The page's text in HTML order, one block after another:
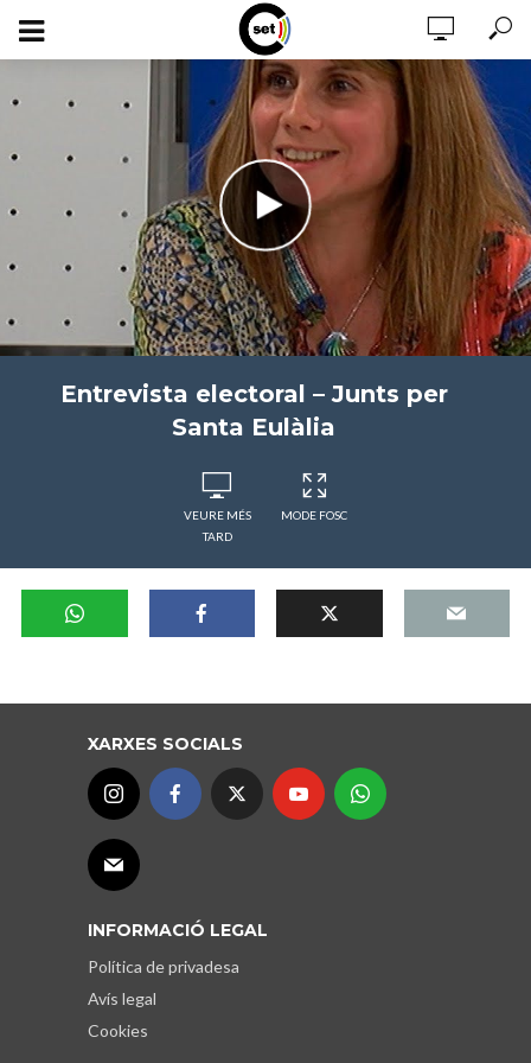
Entrevista electoral – Junts per
Santa Eulàlia
VEURE MÉS
TARD
MODE FOSC
XARXES SOCIALS
INFORMACIÓ LEGAL
Política de privadesa
Avís legal
Cookies